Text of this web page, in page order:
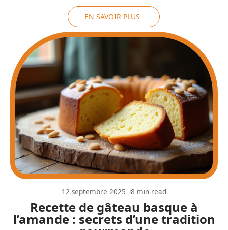
EN SAVOIR PLUS
Recette de gâteau basque à
l’amande : secrets d’une tradition
12 septembre 2025 8 min read